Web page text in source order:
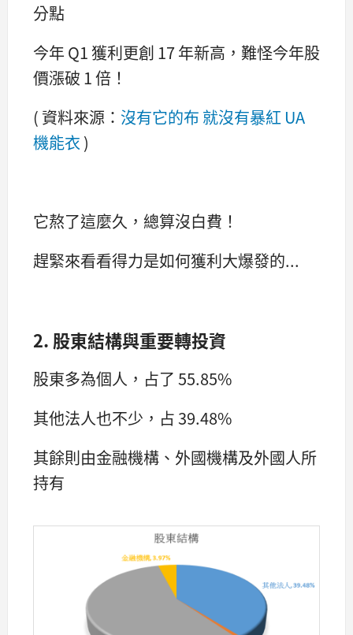
分點
今年 Q1 獲利更創 17 年新高，難怪今年股
價漲破 1 倍！
( 資料來源： 沒有它的布 就沒有暴紅 UA
機能衣 )
它熬了這麼久，總算沒白費！
趕緊來看看得力是如何獲利大爆發的...
2. 股東結構與重要轉投資
股東多為個人，占了 55.85%
其他法人也不少，占 39.48%
其餘則由金融機構、外國機構及外國人所
持有